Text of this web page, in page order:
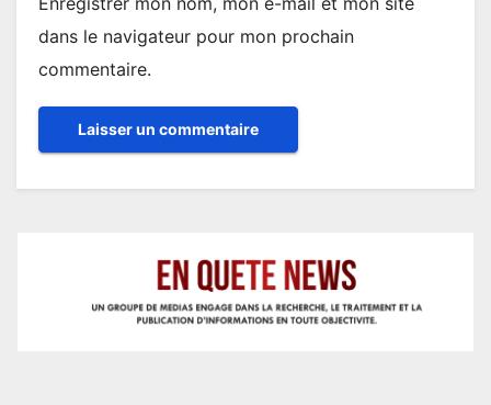
dans le navigateur pour mon prochain
commentaire.